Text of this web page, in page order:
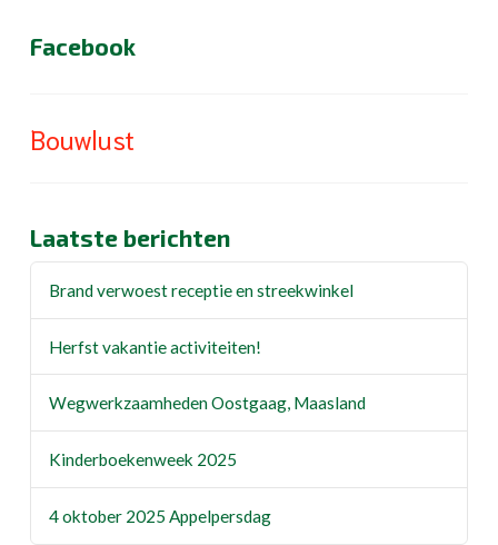
Facebook
Bouwlust
Laatste berichten
Brand verwoest receptie en streekwinkel
Herfst vakantie activiteiten!
Wegwerkzaamheden Oostgaag, Maasland
Kinderboekenweek 2025
4 oktober 2025 Appelpersdag